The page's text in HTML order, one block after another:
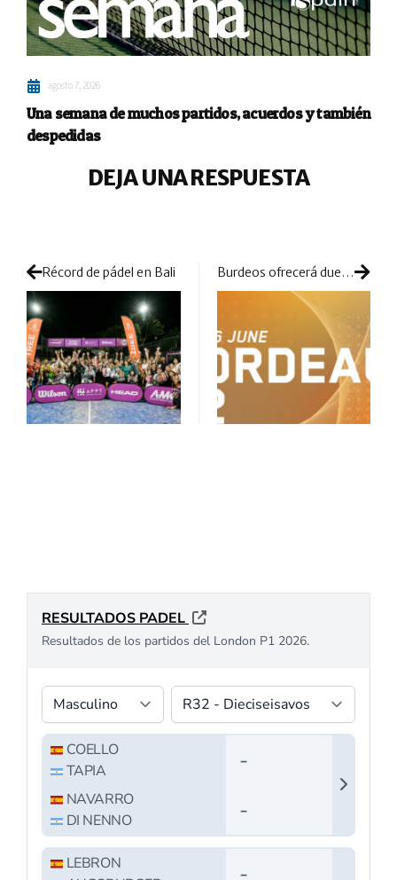
agosto 7, 2026
Una semana de muchos partidos, acuerdos y también
despedidas
DEJA UNA RESPUESTA
Récord de pádel en Bali Burdeos ofrecerá duelos interesantes a pesar de las importantes bajas